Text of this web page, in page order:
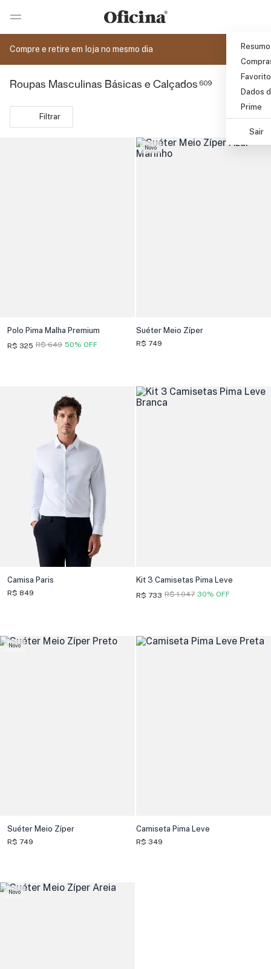
Ir para pagina de pesquisa
Resumo
Dados
Prime
Sair
Compre e retire em loja no mesmo dia
Roupas Masculinas Básicas e Calçados 609
Filtrar
Polo Pima Malha Premium
R$ 325 50% OFF
R$ 649
Novo
Suéter Meio Zíper
R$ 749
Camisa Paris
R$ 849
Kit 3 Camisetas Pima Leve
R$ 733 30% OFF
R$ 1.047
Novo
Suéter Meio Zíper
R$ 749
Camiseta Pima Leve
R$ 349
Novo